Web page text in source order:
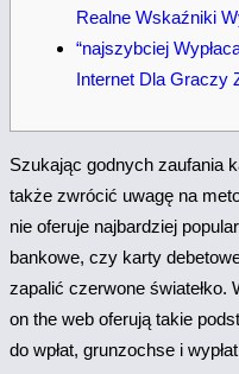
Realne Wskaźniki
“najszybciej
Internet Dla Graczy
Szukając godnych zaufania
także zwrócić uwagę na
nie oferuje najbardziej
bankowe, czy karty
zapalić czerwone
on the web oferują takie
do wpłat, grunzochse i